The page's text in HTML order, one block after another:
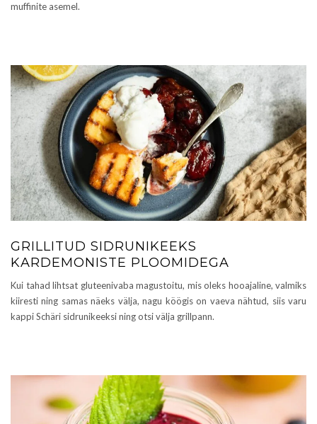
muffinite asemel.
GRILLITUD SIDRUNIKEEKS
KARDEMONISTE PLOOMIDEGA
Kui tahad lihtsat gluteenivaba magustoitu, mis oleks hooajaline, valmiks
kiiresti ning samas näeks välja, nagu köögis on vaeva nähtud, siis varu
kappi Schäri sidrunikeeksi ning otsi välja grillpann.